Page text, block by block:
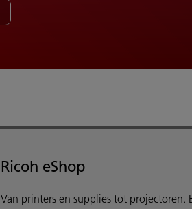
Ricoh eShop
Van printers en supplies tot projectoren.